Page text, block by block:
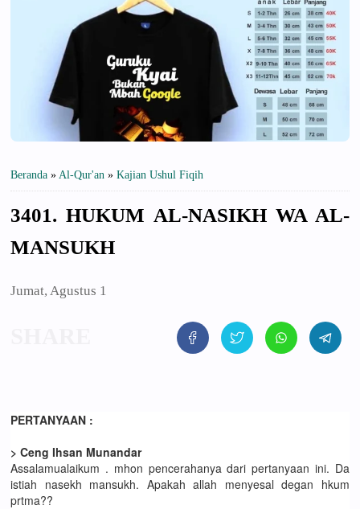
Beranda » Al-Qur'an » Kajian Ushul Fiqih
3401. HUKUM AL-NASIKH WA AL-
MANSUKH
Jumat, Agustus 1
PERTANYAAN :
> Ceng Ihsan Munandar
Assalamualaikum . mhon pencerahanya dari pertanyaan ini. Da
istiah nasekh mansukh. Apakah allah menyesal degan hkum
prtma??